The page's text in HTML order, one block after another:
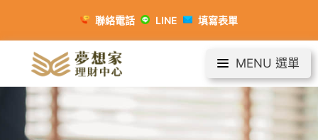
聯絡電話 LINE 填寫表單
MENU 選單